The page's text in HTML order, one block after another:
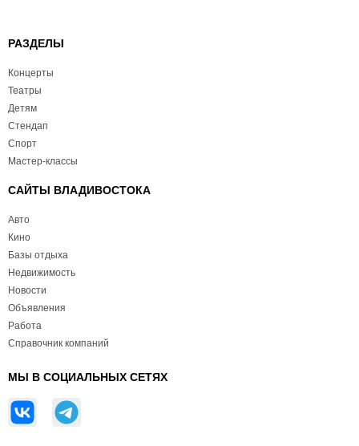
РАЗДЕЛЫ
Концерты
Театры
Детям
Стендап
Спорт
Мастер-классы
САЙТЫ ВЛАДИВОСТОКА
Авто
Кино
Базы отдыха
Недвижимость
Новости
Объявления
Работа
Справочник компаний
МЫ В СОЦИАЛЬНЫХ СЕТЯХ